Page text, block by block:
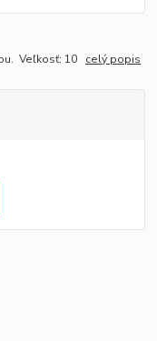
Veľkosť: 10 celý popis